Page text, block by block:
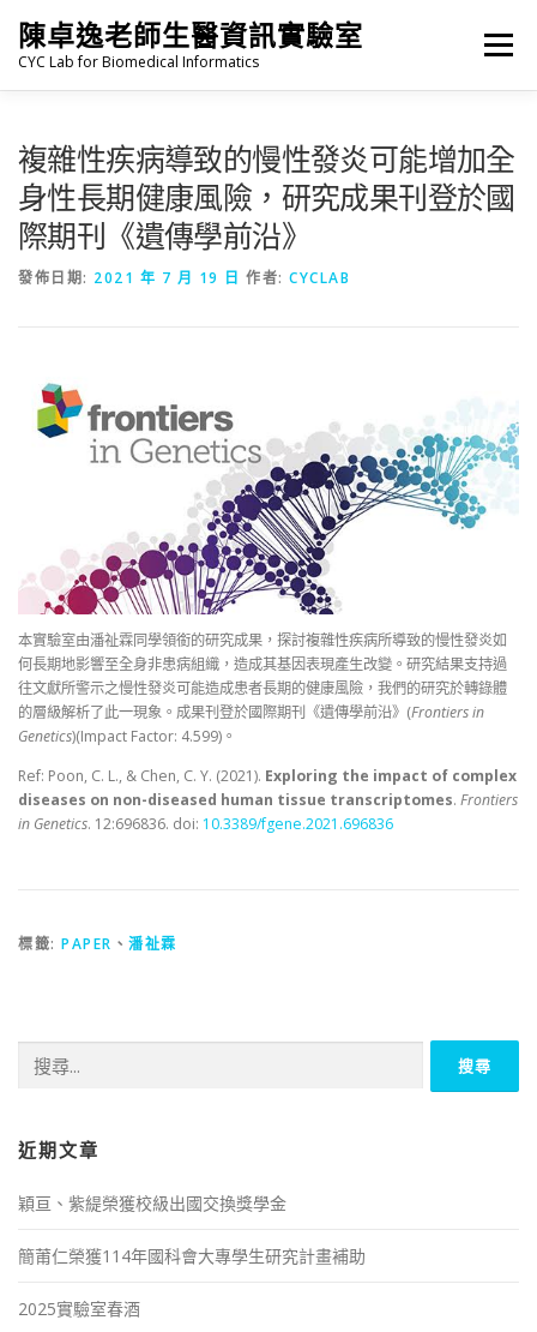
陳卓逸老師生醫資訊實驗室
CYC Lab for Biomedical Informatics
選單
PUBLICATIONS
複雜性疾病導致的慢性發炎可能增加全
身性長期健康風險，研究成果刊登於國
際期刊《遺傳學前沿》
發佈日期: 2021 年 7 月 19 日 作者: CYCLAB
本實驗室由潘祉霖同學領銜的研究成果，探討複雜性疾病所導致的慢性發炎如
何長期地影響至全身非患病組織，造成其基因表現產生改變。研究結果支持過
往文獻所警示之慢性發炎可能造成患者長期的健康風險，我們的研究於轉錄體
的層級解析了此一現象。成果刊登於國際期刊《遺傳學前沿》(Frontiers in
Genetics)(Impact Factor: 4.599)。
Ref: Poon, C. L., & Chen, C. Y. (2021). Exploring the impact of complex
diseases on non-diseased human tissue transcriptomes. Frontiers
in Genetics. 12:696836. doi: 10.3389/fgene.2021.696836
標籤: PAPER 、 潘祉霖
字:
近期文章
穎亘、紫緹榮獲校級出國交換獎學金
簡莆仁榮獲114年國科會大專學生研究計畫補助
2025實驗室春酒